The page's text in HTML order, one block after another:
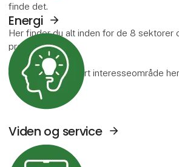
finde det.
Her finder du alt inden for de 8 sektorer
produktgrupper.
Læs mere om hvert interesseområde
Energi
Viden og service
Se Agromek